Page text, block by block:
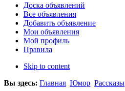
Доска объявлений
Все объявления
Добавить объявление
Мои объявления
Мой профиль
Правила
Skip to content
Вы здесь: Главная Юмор Рассказы